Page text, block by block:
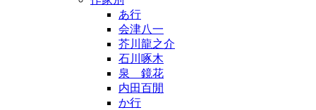
あ行
会津八一
芥川龍之介
石川啄木
泉 鏡花
内田百閒
か行